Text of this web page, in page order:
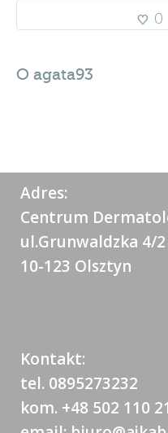
0
O agata93
Adres:
Centrum
ul.Grunwaldzka 4/2
10-123 Olsztyn
Kontakt:
tel. 0895273232
kom. +48 502 110